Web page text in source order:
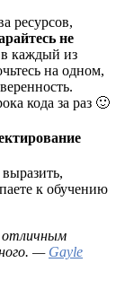
ресурсов,
не
каждый из
на одном,
кода за раз 🙂
к обучению
отличным
— Gayle